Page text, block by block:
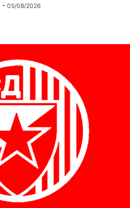
- 05/08/2026